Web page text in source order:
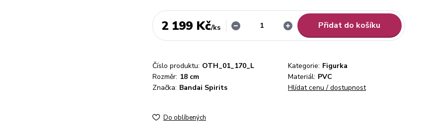
2 199 Kč/ks Přidat do košíku
Číslo produktu: OTH_01_170_L Kategorie: Figurka
Rozměr: 18 cm Materiál: PVC
Značka: Bandai Spirits Hlídat cenu / dostupnost
Do oblíbených